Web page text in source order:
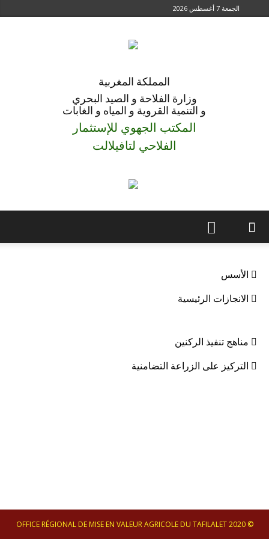
الجمعة 7 أغسطس 2026
المملكة المغربية
وزارة الفلاحة و الصيد البحري
و التنمية القروية و المياه و الغابات
المكتب الجهوي للإستثمار
الفلاحي لتافيلالت
الأسس
الانجازات الرئيسية
مناهج تنفيذ الركنين
التركيز على الزراعة التضامنية
© 2020 OFFICE RÉGIONAL DE MISE EN VALEUR AGRICOLE DU TAFILALET